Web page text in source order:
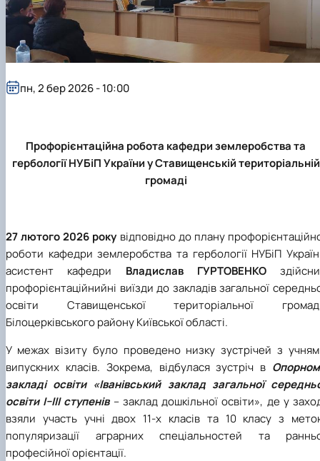
Профорієнтаційна робота кафедри землеробства та
гербології НУБіП України у Ставищенській територіальній
громаді
27 лютого 2026 рокувідповідно до плану
роботи кафедри землеробства та гербології НУБіП
асистент кафедри Владислав ГУРТОВЕНКО
профорієнтаційнийні виїзди до закладів загальної
освіти Ставищенської територіальної
Білоцерківського району Київської області.
У межах візиту було проведено низку зустрічей з
випускних класів. Зокрема, відбулася зустріч в
закладі освіти «Іванівський заклад загальної
освіти І–ІІІ ступенів– заклад дошкільної освіти», де у
взяли участь учні двох 11-х класів та 10 класу з
популяризації аграрних спеціальностей та
професійної орієнтації.
пн, 2 бер 2026 - 10:00